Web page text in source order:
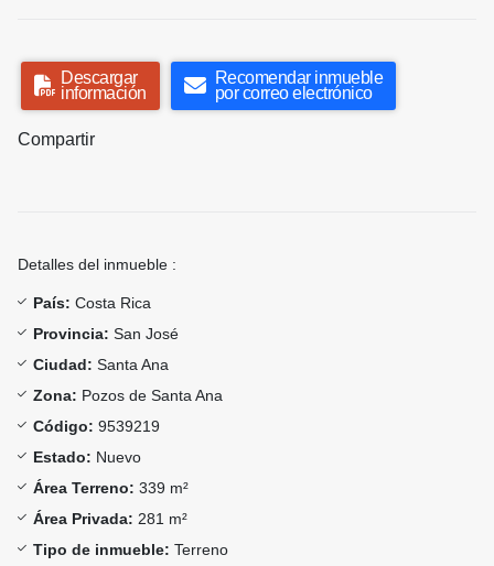
Descargar
información
Recomendar inmueble
por correo electrónico
Compartir
Detalles del inmueble :
País: Costa Rica
Provincia: San José
Ciudad: Santa Ana
Zona: Pozos de Santa Ana
Código: 9539219
Estado: Nuevo
Área Terreno: 339 m²
Área Privada: 281 m²
Tipo de inmueble: Terreno